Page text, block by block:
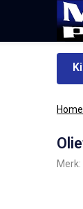
Home
Merk: